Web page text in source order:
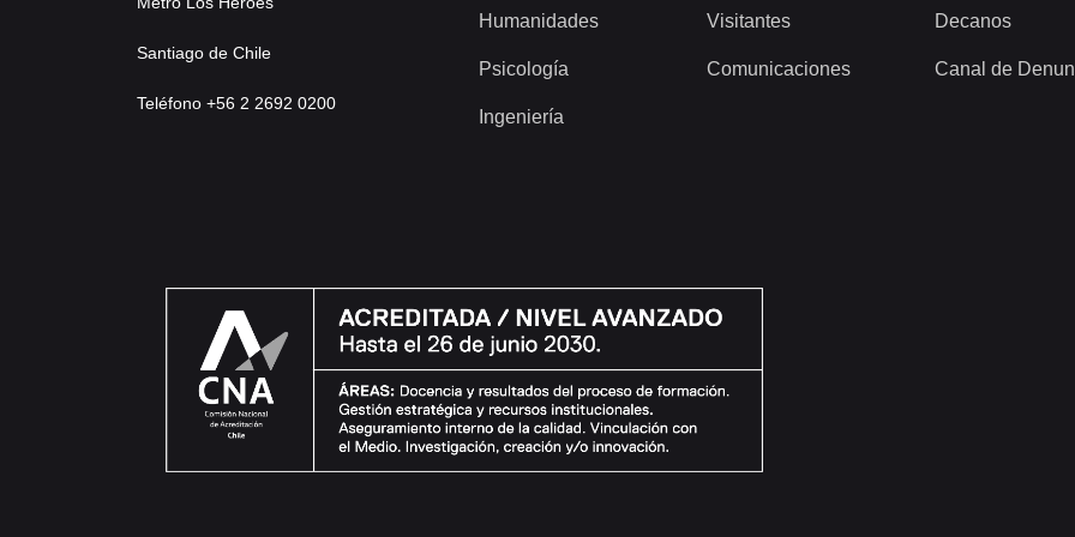
Santiago de Chile
Teléfono +56 2 2692 0200
Humanidades
Psicología
Ingeniería
Visitantes
Comunicaciones
Decanos
Canal de